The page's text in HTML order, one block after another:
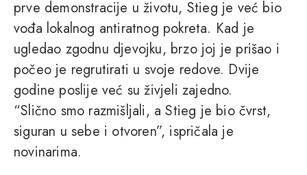
prve demonstracije u životu, Stieg je već bio
vođa lokalnog antiratnog pokreta. Kad je
ugledao zgodnu djevojku, brzo joj je prišao i
počeo je regrutirati u svoje redove. Dvije
godine poslije već su živjeli zajedno.
“Slično smo razmišljali, a Stieg je bio čvrst,
siguran u sebe i otvoren”, ispričala je
novinarima.